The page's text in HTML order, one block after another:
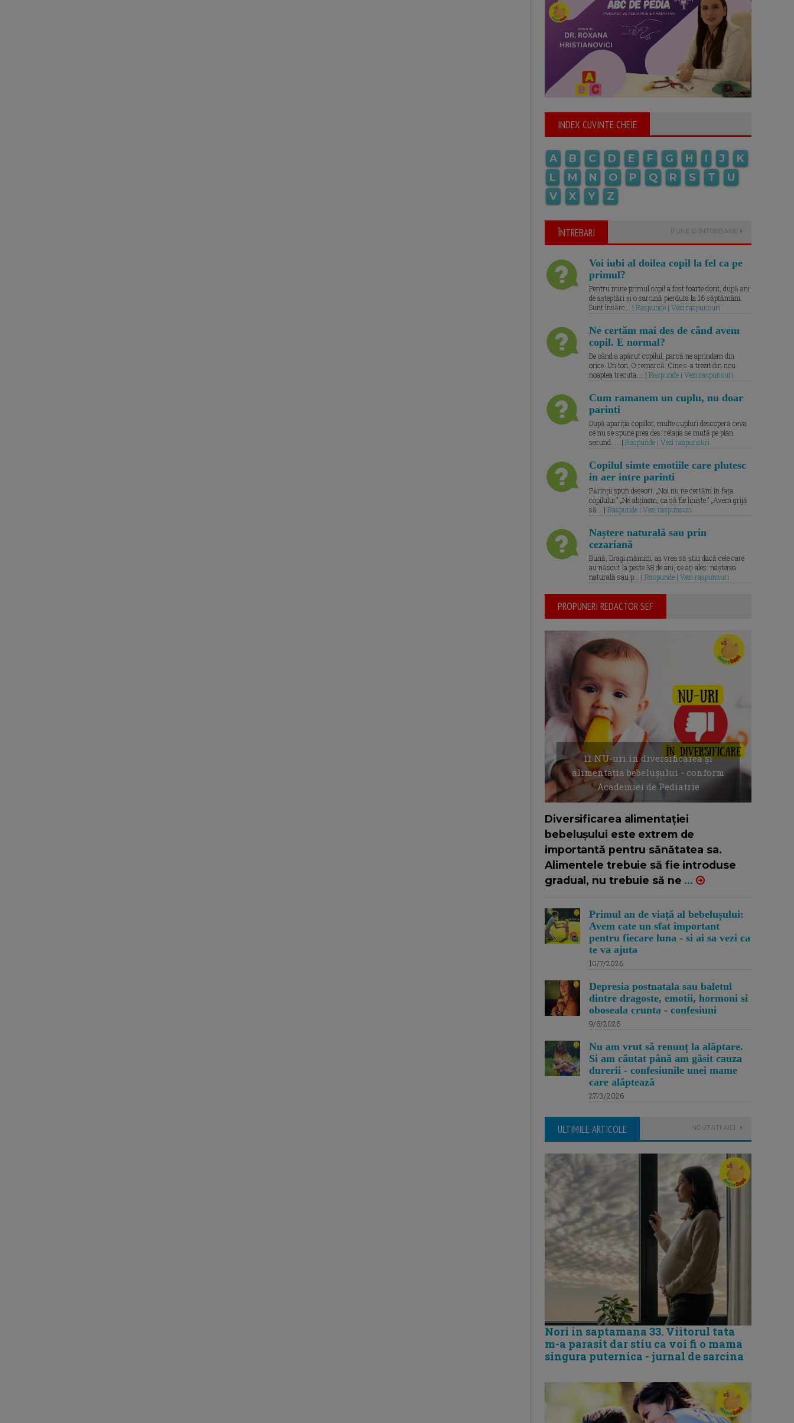
INDEX CUVINTE CHEIE
A B C D E F G H I J
K
L
M N O P Q R S T
U
V
X Y Z
ÎNTREBARI PUNE O ÎNTREBARE
Voi iubi al doilea copil la fel ca pe
primul?
Pentru mine primul copil a fost foarte dorit, după ani
de așteptări și o sarcină pierduta la 16 săptămâni.
Sunt însărc... | Raspunde | Vezi raspunsuri
Ne certăm mai des de când avem
copil. E normal?
De când a apărut copilul, parcă ne aprindem din
orice. Un ton. O remarcă. Cine s-a trezit din nou
noaptea trecuta.... | Raspunde | Vezi raspunsuri
Cum ramanem un cuplu, nu doar
parinti
După apariția copiilor, multe cupluri descoperă ceva
ce nu se spune prea des: relația se mută pe plan
secund. ... | Raspunde | Vezi raspunsuri
Copilul simte emotiile care plutesc
in aer intre parinti
Părinții spun deseori: „Noi nu ne certăm în fața
copilului.” „Ne abținem, ca să fie liniște.” „Avem grijă
să... | Raspunde | Vezi raspunsuri
Naștere naturală sau prin
cezariană
Bună, Dragi mămici, aș vrea să știu dacă cele care
au născut la peste 38 de ani, ce ați ales: nașterea
naturală sau p... | Raspunde | Vezi raspunsuri
PROPUNERI REDACTOR SEF
11 NU-uri in diversificarea și
alimentația bebelușului - conform
Academiei de Pediatrie
Diversificarea alimentației
bebelușului este extrem de
importantă pentru sănătatea sa.
Alimentele trebuie să fie introduse
gradual, nu trebuie să ne ...
Primul an de viață al bebelușului:
Avem cate un sfat important
pentru fiecare luna - si ai sa vezi ca
te va ajuta
10/7/2026
Depresia postnatala sau baletul
dintre dragoste, emotii, hormoni si
oboseala crunta - confesiuni
9/6/2026
Nu am vrut să renunț la alăptare.
Si am căutat până am găsit cauza
durerii - confesiunile unei mame
care alăptează
27/3/2026
ULTIMILE ARTICOLE NOUTATI AICI
Nori in saptamana 33. Viitorul tata
m-a parasit dar stiu ca voi fi o mama
singura puternica - jurnal de sarcina